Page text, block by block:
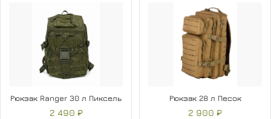
Рюкзак Ranger 30 л Пиксель
2 490 ₽
Рюкзак 28 л Песок
2 900 ₽